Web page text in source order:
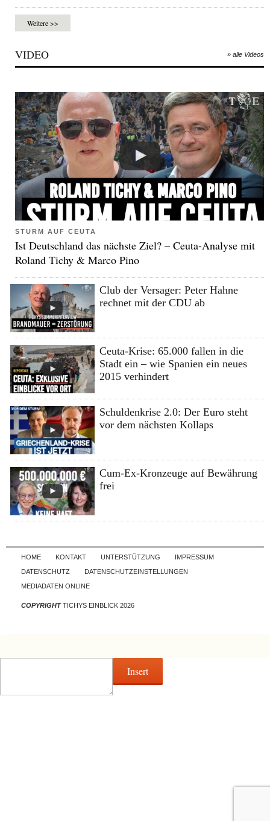
Weitere >>
VIDEO » alle Videos
STURM AUF CEUTA
Ist Deutschland das nächste Ziel? – Ceuta-Analyse mit
Roland Tichy & Marco Pino
Club der Versager: Peter Hahne
rechnet mit der CDU ab
Ceuta-Krise: 65.000 fallen in die
Stadt ein – wie Spanien ein neues
2015 verhindert
Schuldenkrise 2.0: Der Euro steht
vor dem nächsten Kollaps
Cum-Ex-Kronzeuge auf Bewährung
frei
Skip to content
HOME KONTAKT UNTERSTÜTZUNG
IMPRESSUM
DATENSCHUTZ
DATENSCHUTZEINSTELLUNGEN
MEDIADATEN ONLINE
COPYRIGHTTICHYS EINBLICK 2026
Insert